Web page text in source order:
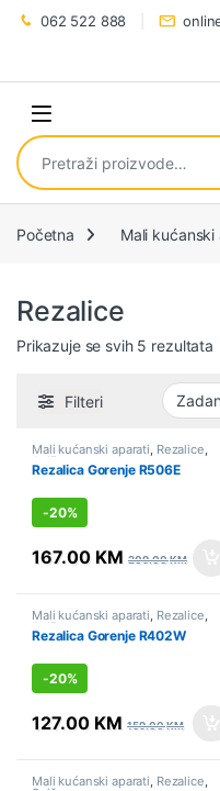
Preskoči na navigaciju
Preskoči na sadržaj
062 522 888
Pretraži:
Početna Mali kućanski
Rezalice
Prikazuje se svih 5 rezultata
Filteri
Mali kućanski aparati, Rezalice,
Sniženo
Rezalica Gorenje R506E
-20%
167.00 KM 209.00KM
Mali kućanski aparati Rezalice
Sniženo
Rezalica Gorenje R402W
-20%
127.00 KM 159.00KM
Mali kućanski aparati, Rezalice,